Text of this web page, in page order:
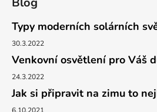
Typy moderních solárních
30.3.2022
Venkovní osvětlení pro Váš
24.3.2022
Jak si připravit na zimu to